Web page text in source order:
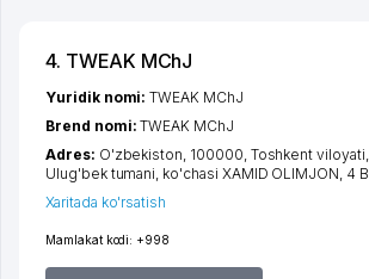
4. TWEAK MChJ
Mamlakat kodi: +998
Yuridik nomi:TWEAK MChJ
Brend nomi:TWEAK MChJ
Adres: O'zbekiston, 100000, Toshkent viloyati
Ulug'bek tumani ko'chasi XAMID OLIMJON , 4 B
Xaritada ko'rsatish